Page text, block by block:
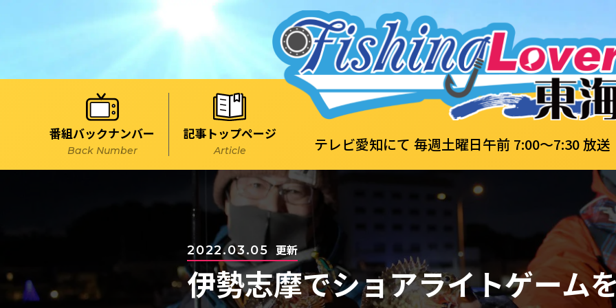
テレビ愛知にて 毎週土曜日午前 7:00～7:30 放送
番組バックナンバー
Back Number
記事トップページ
Article
2022.03.05 更新
伊勢志摩でショアライトゲーム